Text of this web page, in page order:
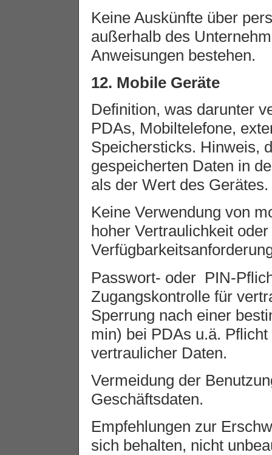
Keine Auskünfte über
außerhalb des
Anweisungen bestehen.
12. Mobile Geräte
Definition, was darunter
PDAs, Mobiltelefone,
Speichersticks. Hinweis,
gespeicherten Daten in
als der Wert des Gerätes.
Keine Verwendung von
hoher Vertraulichkeit
Passwort- oder PIN-
Zugangskontrolle für
Sperrung nach einer
min) bei PDAs u.ä.
vertraulicher Daten.
Vermeidung der
Geschäftsdaten.
Empfehlungen zur
sich behalten, nicht